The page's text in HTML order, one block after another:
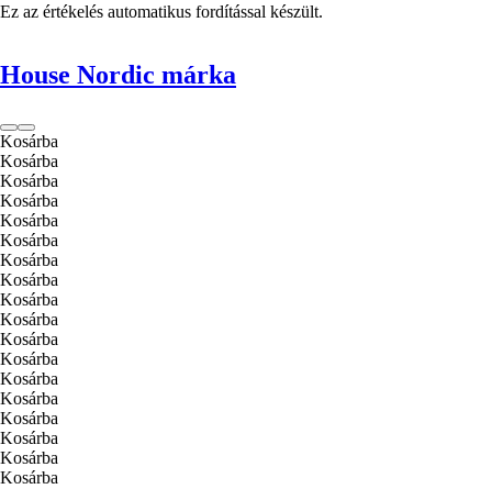
Ez az értékelés automatikus fordítással készült.
House Nordic márka
Kosárba
Kosárba
Kosárba
Kosárba
Kosárba
Kosárba
Kosárba
Kosárba
Kosárba
Kosárba
Kosárba
Kosárba
Kosárba
Kosárba
Kosárba
Kosárba
Kosárba
Kosárba